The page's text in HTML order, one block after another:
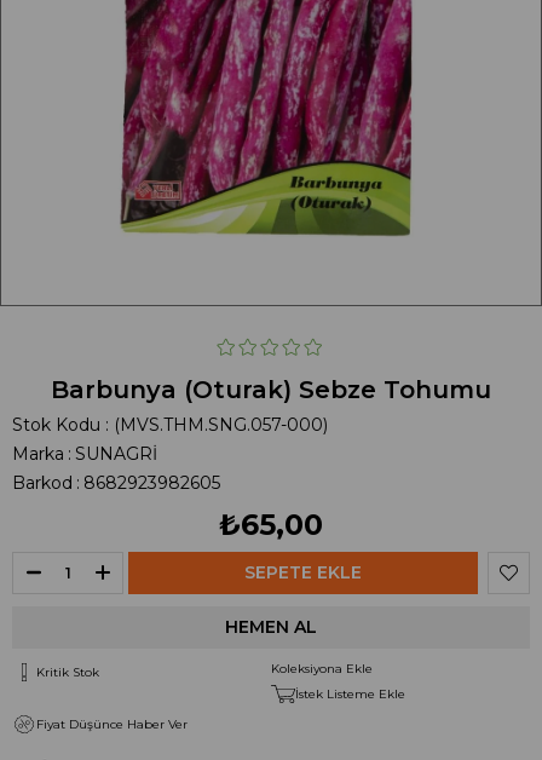
Barbunya (Oturak) Sebze Tohumu
Stok Kodu
(MVS.THM.SNG.057-000)
Marka : SUNAGRİ
Barkod : 8682923982605
₺65,00
Kritik Stok
Koleksiyona Ekle
İstek Listeme Ekle
Fiyat Düşünce Haber Ver